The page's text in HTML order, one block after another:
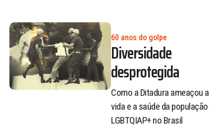
60 anos do golpe
Diversidade
desprotegida
Como a Ditadura ameaçou a
vida e a saúde da população
LGBTQIAP+ no Brasil